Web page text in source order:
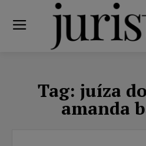
Tag: juíza
amanda